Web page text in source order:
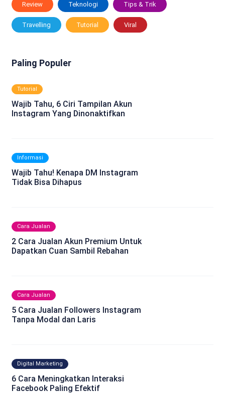
Review Teknologi Tips & Trik
Travelling Tutorial Viral
Paling Populer
Tutorial
Wajib Tahu, 6 Ciri Tampilan Akun
Instagram Yang Dinonaktifkan
Informasi
Wajib Tahu! Kenapa DM Instagram
Tidak Bisa Dihapus
Cara Jualan
2 Cara Jualan Akun Premium Untuk
Dapatkan Cuan Sambil Rebahan
Cara Jualan
5 Cara Jualan Followers Instagram
Tanpa Modal dan Laris
Digital Marketing
6 Cara Meningkatkan Interaksi
Facebook Paling Efektif